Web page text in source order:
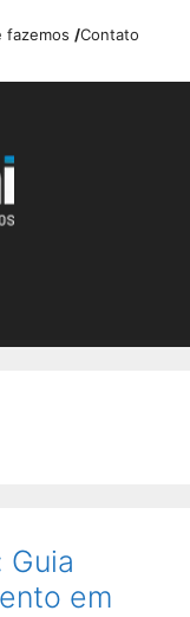
fazemos /Contato
em